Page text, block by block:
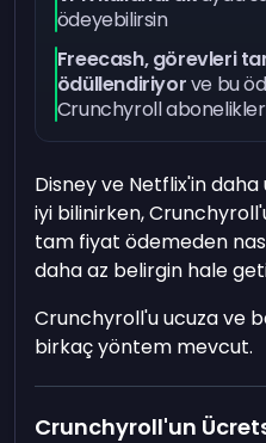
ödeyebilirsin
Freecash, görevleri
ödüllendiriyorve bu
Crunchyroll
Disney ve Netflix'in
iyi bilinirken,
tam fiyat ödemeden
daha az belirgin hale
Crunchyroll'u ucuza ve
birkaç yöntem mevcut.
Crunchyroll'un